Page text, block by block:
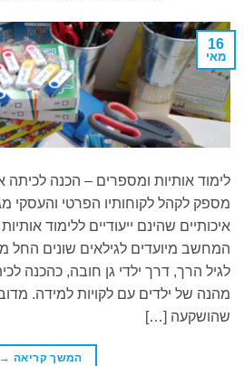
16
מאי
לימוד אותיות ומספרים – הכנה לכיתה
מספק לקהל לקוחותיו הפרטי והעסקי
איכותיים שהינם ייעודיים ללימוד
המחשב מיועדים לגילאים שונים החל
לגיל הרך, דרך ילדי גן חובה, כהכנה
מהנה של ילדים עם לקויות למידה.
שהושקעה […]
המשך קריאה →